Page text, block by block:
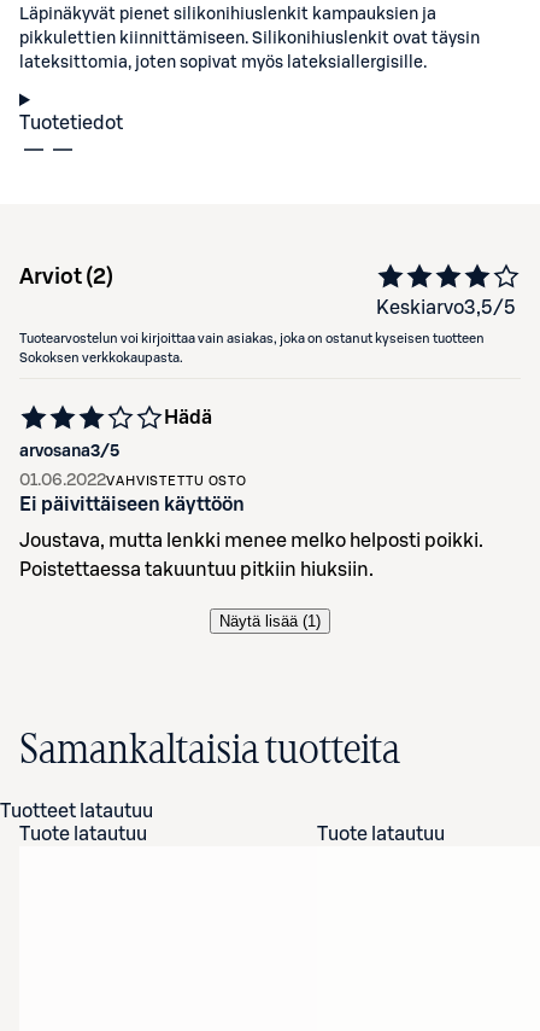
Läpinäkyvät pienet silikonihiuslenkit kampauksien ja
pikkulettien kiinnittämiseen. Silikonihiuslenkit ovat täysin
lateksittomia, joten sopivat myös lateksiallergisille.
Tuotetiedot
Arviot (2)
Keskiarvo3,5/5
Tuotearvostelun voi kirjoittaa vain asiakas, joka on ostanut kyseisen tuotteen
Sokoksen verkkokaupasta.
arvosana3/5
Hädä
01.06.2022VAHVISTETTU OSTO
Ei päivittäiseen käyttöön
Joustava, mutta lenkki menee melko helposti poikki.
Poistettaessa takuuntuu pitkiin hiuksiin.
Näytä lisää (1)
Samankaltaisia tuotteita
Tuotteet latautuu
Tuote latautuu
Tuote latautuu